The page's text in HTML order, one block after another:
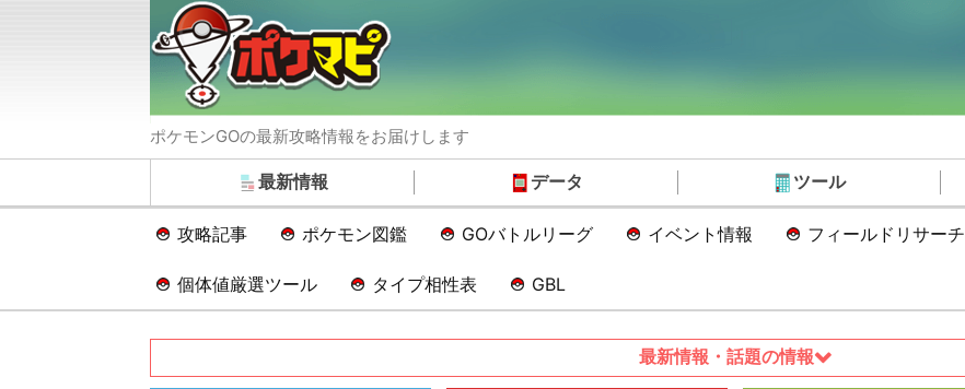
ポケモンGOの最新攻略情報をお届けします
最新情報 データ ツール
攻略記事 ポケモン図鑑 GOバトルリーグ イベント情報 フィールドリサーチ
個体値厳選ツール タイプ相性表 GBL
最新情報・話題の情報